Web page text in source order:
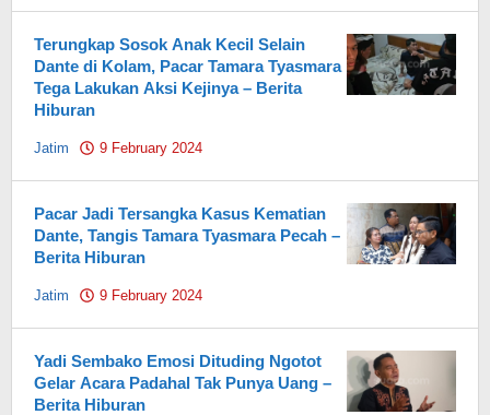
Terungkap Sosok Anak Kecil Selain
Dante di Kolam, Pacar Tamara Tyasmara
Tega Lakukan Aksi Kejinya – Berita
Hiburan
Jatim 9 February 2024
Pacar Jadi Tersangka Kasus Kematian
Dante, Tangis Tamara Tyasmara Pecah –
Berita Hiburan
Jatim 9 February 2024
Yadi Sembako Emosi Dituding Ngotot
Gelar Acara Padahal Tak Punya Uang –
Berita Hiburan